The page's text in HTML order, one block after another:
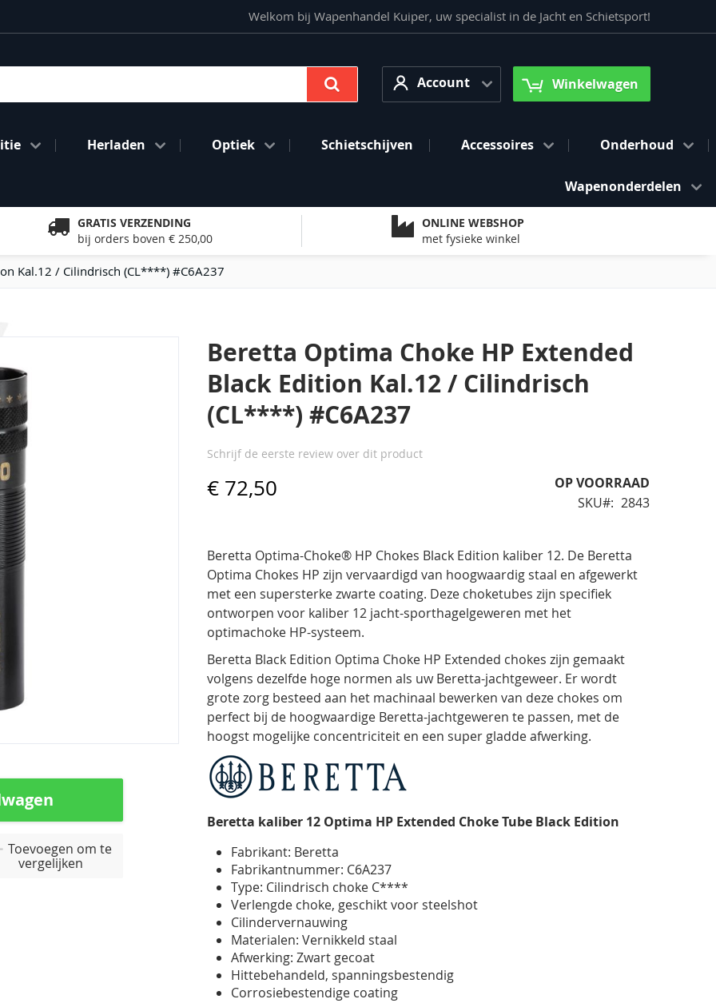
Welkom bij Wapenhandel Kuiper, uw specialist in de Jacht en Schietsport!
AccountAccount Winkelwagen
Herladen Optiek Schietschijven Accessoires Onderhoud
Wapenonderdelen
GRATIS VERZENDING
bij orders boven € 250,00
ONLINE WEBSHOP
met fysieke winkel
Kal.12 / Cilindrisch (CL****) #C6A237
Toevoegen om te
vergelijken
Beretta Optima Choke HP Extended
Black Edition Kal.12 / Cilindrisch
(CL****) #C6A237
Schrijf de eerste review over dit product
€ 72,50
OP VOORRAAD
SKU
2843
Beretta Optima-Choke® HP Chokes Black Edition kaliber 12. De Beretta
Optima Chokes HP zijn vervaardigd van hoogwaardig staal en afgewerkt
met een supersterke zwarte coating. Deze choketubes zijn specifiek
ontworpen voor kaliber 12 jacht-sporthagelgeweren met het
optimachoke HP-systeem.
Beretta Black Edition Optima Choke HP Extended chokes zijn gemaakt
volgens dezelfde hoge normen als uw Beretta-jachtgeweer. Er wordt
grote zorg besteed aan het machinaal bewerken van deze chokes om
perfect bij de hoogwaardige Beretta-jachtgeweren te passen, met de
hoogst mogelijke concentriciteit en een super gladde afwerking.
Beretta kaliber 12 Optima HP Extended Choke Tube Black Edition
Fabrikant: Beretta
Fabrikantnummer: C6A237
Type: Cilindrisch choke C****
Verlengde choke, geschikt voor steelshot
Cilindervernauwing
Materialen: Vernikkeld staal
Afwerking: Zwart gecoat
Hittebehandeld, spanningsbestendig
Corrosiebestendige coating